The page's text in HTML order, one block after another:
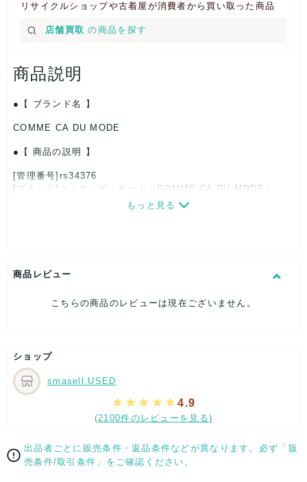
リサイクルショップや古着屋が消費者から買い取った商品
店舗買取 の商品を探す
商品説明
【 ブランド名 】
COMME CA DU MODE
【 商品の説明 】
[管理番号]rs34376
[ブランド]コムサ・デ・モード（COMME CA DU MODE）
表記サイズ：BC
ウエスト：約64cm
股下：約65cm
[状態・コンディション]
目立った傷や汚れなし
こちらはUSED品になりますが、
特記する程のダメージはなく、状態良好なお品になります。
ダメージがある場合はできる限り、撮影しておりますので、
【 サイズ・容量 】
もっと見る
商品レビュー
こちらの商品のレビューは現在ございません。
ショップ
smasell.USED
4.9
(2100件のレビューを見る)
出品者ごとに販売条件・返品条件などが異なります。必ず「販
売条件/取引条件」をご確認ください。